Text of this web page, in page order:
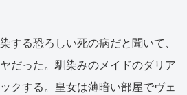
する恐ろしい死の病だと聞いて、
だった。馴染みのメイドのダリア
クする。皇女は薄暗い部屋でヴェ